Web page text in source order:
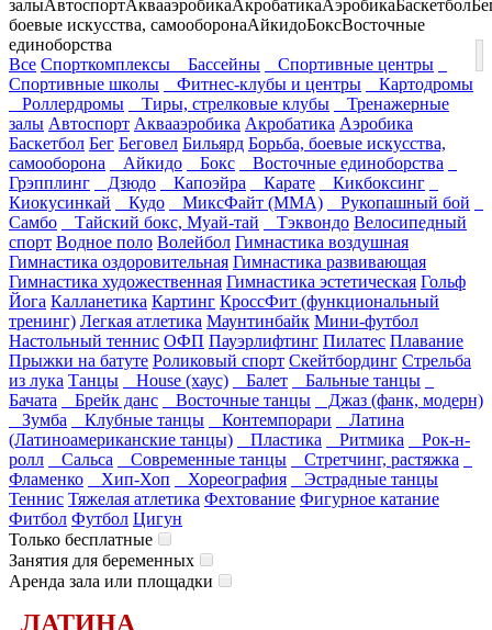
залыАвтоспортАквааэробикаАкробатикаАэробикаБаскетбол
боевые искусства, самооборонаАйкидоБоксВосточные
единоборства
Все Спорткомплексы Бассейны
Спортивные центры
Спортивные школы
Фитнес-клубы и центры
Картодромы
Роллердромы
Тиры, стрелковые клубы
Тренажерные
залы Автоспорт Аквааэробика Акробатика Аэробика
Баскетбол Бег Беговел Бильярд Борьба, боевые искусства,
самооборона
Айкидо Бокс
Восточные единоборства
Грэпплинг
Дзюдо Капоэйра Карате
Кикбоксинг
Киокусинкай
Кудо МиксФайт (ММА)
Рукопашный бой
Самбо
Тайский бокс, Муай-тай Тэквондо Велосипедный
спорт Водное поло Волейбол Гимнастика воздушная
Гимнастика оздоровительная Гимнастика развивающая
Гимнастика художественная Гимнастика эстетическая Гольф
Йога Калланетика Картинг КроссФит (функциональный
тренинг) Легкая атлетика Маунтинбайк Мини-футбол
Настольный теннис ОФП Пауэрлифтинг Пилатес Плавание
Прыжки на батуте Роликовый спорт Скейтбординг Стрельба
из лука Танцы House (хаус) Балет
Бальные танцы
Бачата
Брейк данс Восточные танцы
Джаз (фанк, модерн)
Зумба
Клубные танцы Контемпорари
Латина
(Латиноамериканские танцы)
Пластика Ритмика
Рок-н-
ролл
Сальса Современные танцы
Стретчинг, растяжка
Фламенко
Хип-Хоп Хореография
Эстрадные танцы
Теннис Тяжелая атлетика Фехтование Фигурное катание
Фитбол Футбол Цигун
Только бесплатные
Занятия для беременных
Аренда зала или площадки
ЛАТИНА